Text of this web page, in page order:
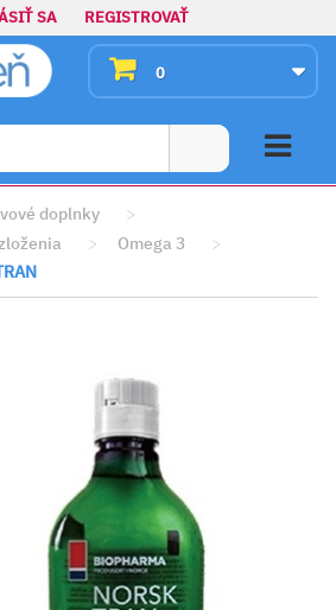
SA REGISTROVAŤ
0
doplnky
>
> Omega 3
>